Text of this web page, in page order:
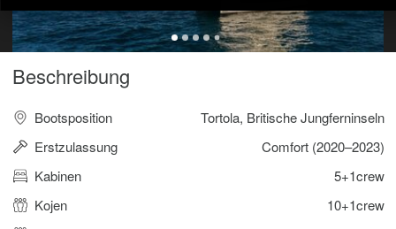
Beschreibung
Bootsposition
Tortola, Britische Jungferninseln
Erstzulassung
Comfort (2020–2023)
Kabinen
5+1crew
Kojen
10+1crew